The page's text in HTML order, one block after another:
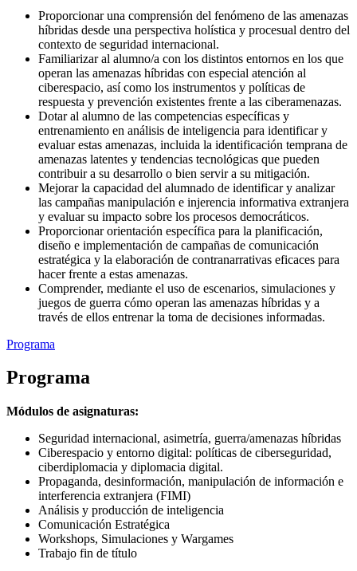
Proporcionar una comprensión del fenómeno de las amenazas
híbridas desde una perspectiva holística y procesual dentro del
contexto de seguridad internacional.
Familiarizar al alumno/a con los distintos entornos en los que
operan las amenazas híbridas con especial atención al
ciberespacio, así como los instrumentos y políticas de
respuesta y prevención existentes frente a las ciberamenazas.
Dotar al alumno de las competencias específicas y
entrenamiento en análisis de inteligencia para identificar y
evaluar estas amenazas, incluida la identificación temprana de
amenazas latentes y tendencias tecnológicas que pueden
contribuir a su desarrollo o bien servir a su mitigación.
Mejorar la capacidad del alumnado de identificar y analizar
las campañas manipulación e injerencia informativa extranjera
y evaluar su impacto sobre los procesos democráticos.
Proporcionar orientación específica para la planificación,
diseño e implementación de campañas de comunicación
estratégica y la elaboración de contranarrativas eficaces para
hacer frente a estas amenazas.
Comprender, mediante el uso de escenarios, simulaciones y
juegos de guerra cómo operan las amenazas híbridas y a
través de ellos entrenar la toma de decisiones informadas.
Programa
Programa
Módulos de asignaturas:
Seguridad internacional, asimetría, guerra/amenazas híbridas
Ciberespacio y entorno digital: políticas de ciberseguridad,
ciberdiplomacia y diplomacia digital.
Propaganda, desinformación, manipulación de información e
interferencia extranjera (FIMI)
Análisis y producción de inteligencia
Comunicación Estratégica
Workshops, Simulaciones y Wargames
Trabajo fin de título